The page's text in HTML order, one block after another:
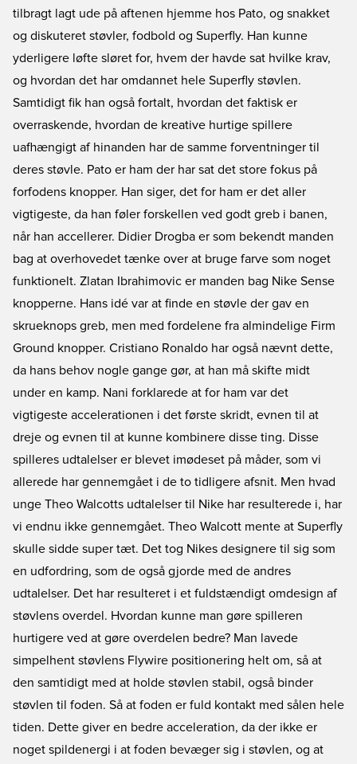
tilbragt lagt ude på aftenen hjemme hos Pato, og snakket
og diskuteret støvler, fodbold og Superfly. Han kunne
yderligere løfte sløret for, hvem der havde sat hvilke krav,
og hvordan det har omdannet hele Superfly støvlen.
Samtidigt fik han også fortalt, hvordan det faktisk er
overraskende, hvordan de kreative hurtige spillere
uafhængigt af hinanden har de samme forventninger til
deres støvle. Pato er ham der har sat det store fokus på
forfodens knopper. Han siger, det for ham er det aller
vigtigeste, da han føler forskellen ved godt greb i banen,
når han accellerer. Didier Drogba er som bekendt manden
bag at overhovedet tænke over at bruge farve som noget
funktionelt. Zlatan Ibrahimovic er manden bag Nike Sense
knopperne. Hans idé var at finde en støvle der gav en
skrueknops greb, men med fordelene fra almindelige Firm
Ground knopper. Cristiano Ronaldo har også nævnt dette,
da hans behov nogle gange gør, at han må skifte midt
under en kamp. Nani forklarede at for ham var det
vigtigeste accelerationen i det første skridt, evnen til at
dreje og evnen til at kunne kombinere disse ting. Disse
spilleres udtalelser er blevet imødeset på måder, som vi
allerede har gennemgået i de to tidligere afsnit. Men hvad
unge Theo Walcotts udtalelser til Nike har resulterede i, har
vi endnu ikke gennemgået. Theo Walcott mente at Superfly
skulle sidde super tæt. Det tog Nikes designere til sig som
en udfordring, som de også gjorde med de andres
udtalelser. Det har resulteret i et fuldstændigt omdesign af
støvlens overdel. Hvordan kunne man gøre spilleren
hurtigere ved at gøre overdelen bedre? Man lavede
simpelhent støvlens Flywire positionering helt om, så at
den samtidigt med at holde støvlen stabil, også binder
støvlen til foden. Så at foden er fuld kontakt med sålen hele
tiden. Dette giver en bedre acceleration, da der ikke er
noget spildenergi i at foden bevæger sig i støvlen, og at